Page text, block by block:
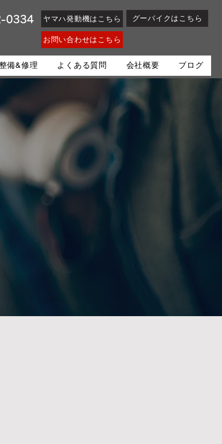
0334 ヤマハ発動機はこちら グーバイクはこちら
お問い合わせはこちら
備&修理 よくある質問 会社概要 ブログ